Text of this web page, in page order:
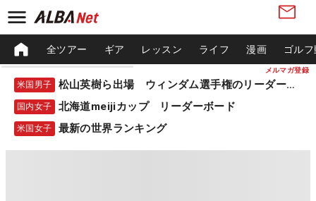
メルマガ登録
全ツアー ギア レッスン ライフ 漫画 ゴル
米国男子 松山英樹ら出場 ウィンダム選手権のリーダーボード
国内女子 北海道meijiカップ リーダーボード
米国女子 最新の世界ランキング